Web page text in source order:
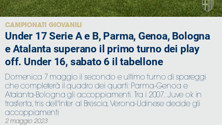
CAMPIONATI GIOVANILI
Under 17 Serie A e B, Parma, Genoa, Bologna
e Atalanta superano il primo turno dei play
off. Under 16, sabato 6 il tabellone
Domenica 7 maggio il secondo e ultimo turno di spareggi
che completerà il quadro dei quarti: Parma-Genoa e
Atalanta-Bologna gli accoppiamenti. Tra i 2007, Juve ok in
trasferta, tris dell'Inter al Brescia, Verona-Udinese decide gli
accoppiamenti
2 maggio 2023